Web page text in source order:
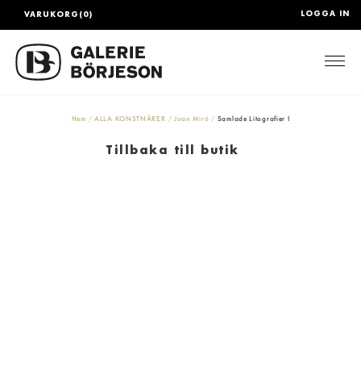
LOGGA IN
VARUKORG(0)
Hem ALLA KONSTNÄRER Joan Miró Samlade Litografier I
Tillbaka till butik